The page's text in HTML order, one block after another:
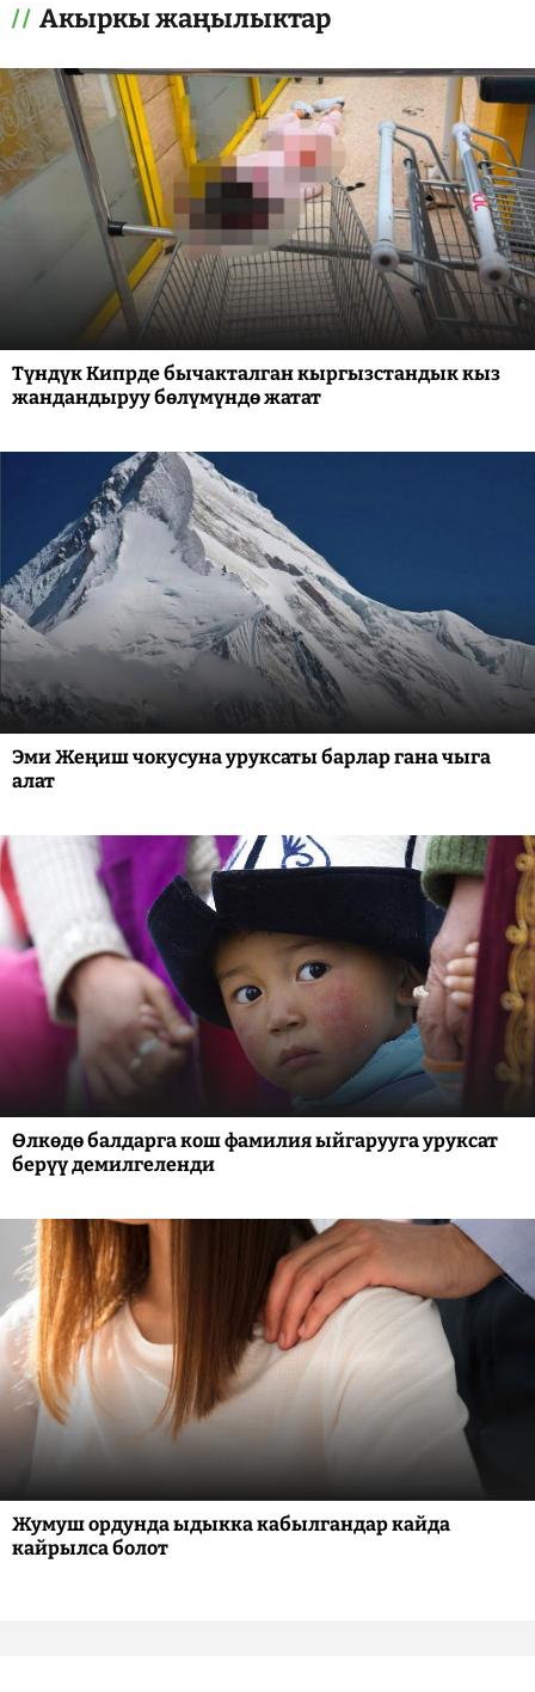
Акыркы жаңылыктар
Түндүк Кипрде бычакталган кыргызстандык кыз
жандандыруу бөлүмүндө жатат
Эми Жеңиш чокусуна уруксаты барлар гана чыга
алат
Өлкөдө балдарга кош фамилия ыйгарууга уруксат
берүү демилгеленди
Жумуш ордунда ыдыкка кабылгандар кайда
кайрылса болот